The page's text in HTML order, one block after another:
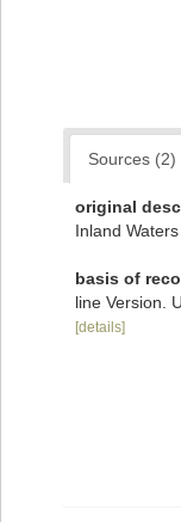
Sources (2)
original
Inland
basis of
line Version.
[details]